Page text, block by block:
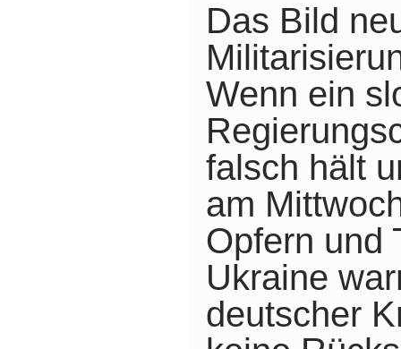
Das Bild
Wenn ein
falsch hält
am
Opfern und
Ukraine
deutscher